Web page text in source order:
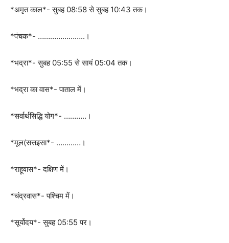
*अमृत काल*- सुबह 08:58 से सुबह 10:43 तक।
*पंचक*- …………………..।
*भद्रा*- सुबह 05:55 से सायं 05:04 तक।
*भद्रा का वास*- पाताल में।
*सर्वार्थसिद्धि योग*- ………..।
*मूल(सत्तइसा*- …………।
*राहूवास*- दक्षिण में।
*चंद्रवास*- पश्चिम में।
*सूर्योदय*- सुबह 05:55 पर।